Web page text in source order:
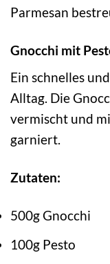
Parmesan
Gnocchi mit
Ein schnelles
Alltag. Die
vermischt und
garniert.
Zutaten:
500g Gnocchi
100g Pesto